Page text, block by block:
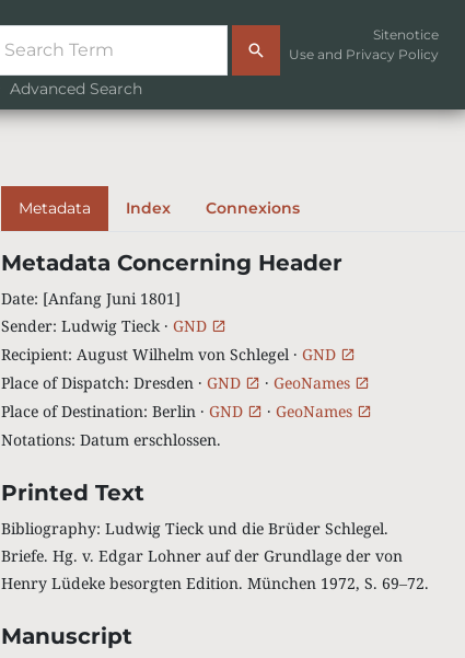
Advanced Search
Sitenotice
Use and Privacy Policy
Metadata Index Connexions
Metadata Concerning Header
Date: [Anfang Juni 1801]
Sender: Ludwig Tieck · GND
Recipient: August Wilhelm von Schlegel · GND
Place of Dispatch: Dresden · GND · GeoNames
Place of Destination: Berlin · GND · GeoNames
Notations: Datum erschlossen.
Printed Text
Bibliography: Ludwig Tieck und die Brüder Schlegel.
Briefe. Hg. v. Edgar Lohner auf der Grundlage der von
Henry Lüdeke besorgten Edition. München 1972, S. 69‒72.
Manuscript